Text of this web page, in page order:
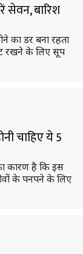
बारिश
का डर बना रहता
रखने के लिए सूप
चाहिए ये 5
कारण है कि इस
के पनपने के लिए